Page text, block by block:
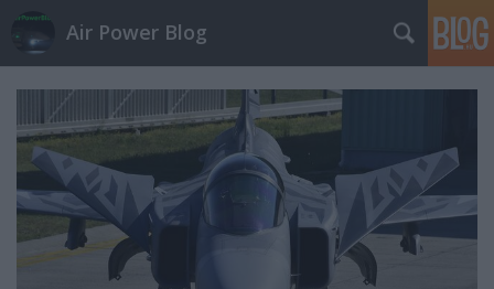
Air Power Blog